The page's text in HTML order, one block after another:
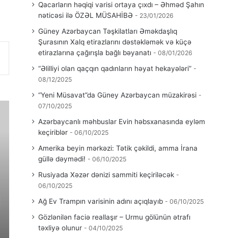
Qacarların həqiqi varisi ortaya çıxdı – Əhməd Şahın
nəticəsi ilə ÖZƏL MÜSAHİBƏ
23/01/2026
Güney Azərbaycan Təşkilatları Əməkdaşlıq
Şurasının Xalq etirazlarını dəstəkləmək və küçə
etirazlarına çağırışla bağlı bəyanatı
08/01/2026
“Əlilliyi olan qaçqın qadınların həyat hekayələri”
08/12/2025
“Yeni Müsavat”da Güney Azərbaycan müzakirəsi
07/10/2025
Azərbaycanlı məhbuslar Evin həbsxanasında eyləm
keçiriblər
06/10/2025
Amerika beyin mərkəzi: Tətik çəkildi, amma İrana
güllə dəymədi!
06/10/2025
Rusiyada Xəzər dənizi sammiti keçiriləcək
06/10/2025
Ağ Ev Trampın varisinin adını açıqlayıb 06/10/2025
Gözlənilən faciə reallaşır – Urmu gölünün ətrafı
təxliyə olunur
04/10/2025